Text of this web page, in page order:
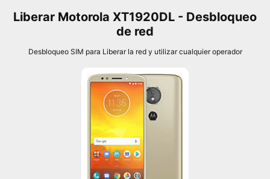
Liberar Motorola XT1920DL - Desbloqueo
de red
Desbloqueo SIM para Liberar la red y utilizar cualquier operador